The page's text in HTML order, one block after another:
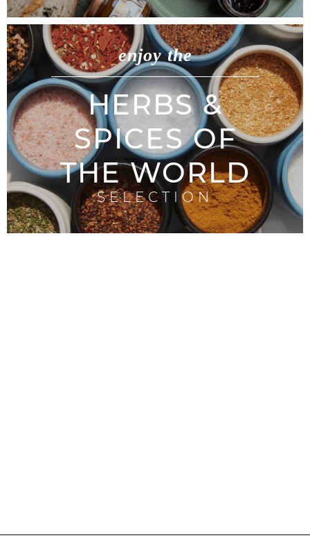
enjoy the
HERBS &
SPICES OF
THE WORLD
SELECTION